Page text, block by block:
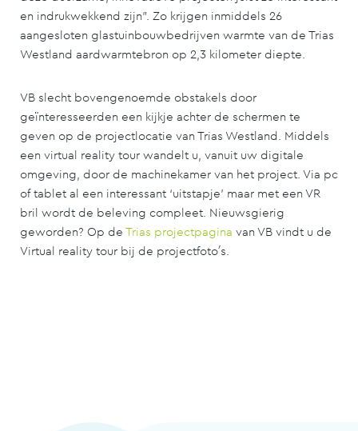
en indrukwekkend zijn”. Zo krijgen inmiddels 26
aangesloten glastuinbouwbedrijven warmte van de Trias
Westland aardwarmtebron op 2,3 kilometer diepte.
VB slecht bovengenoemde obstakels door
geïnteresseerden een kijkje achter de schermen te
geven op de projectlocatie van Trias Westland. Middels
een virtual reality tour wandelt u, vanuit uw digitale
omgeving, door de machinekamer van het project. Via pc
of tablet al een interessant ‘uitstapje’ maar met een VR
bril wordt de beleving compleet. Nieuwsgierig
geworden? Op de Trias projectpagina van VB vindt u de
Virtual reality tour bij de projectfoto´s.